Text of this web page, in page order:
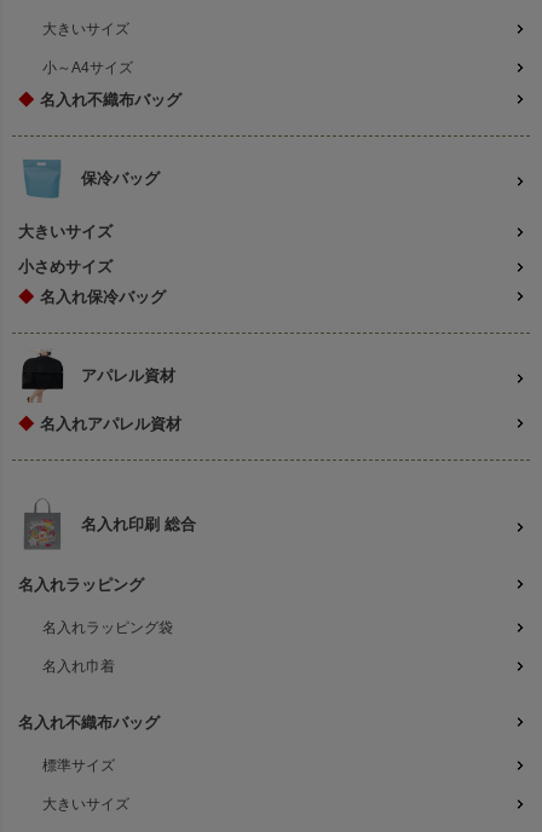
大きいサイズ
小～A4サイズ
◆ 名入れ不織布バッグ
保冷バッグ
大きいサイズ
小さめサイズ
◆ 名入れ保冷バッグ
アパレル資材
◆ 名入れアパレル資材
名入れ印刷 総合
名入れラッピング
名入れラッピング袋
名入れ巾着
名入れ不織布バッグ
標準サイズ
大きいサイズ